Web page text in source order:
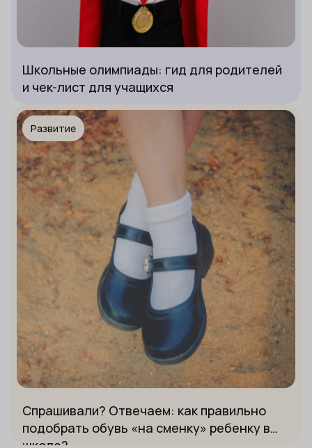
Школьные олимпиады: гид для родителей
и чек-лист для учащихся
Развитие
Спрашивали? Отвечаем: как правильно
подобрать обувь «на сменку» ребенку в